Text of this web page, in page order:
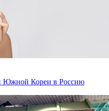
Южной Кореи в Россию